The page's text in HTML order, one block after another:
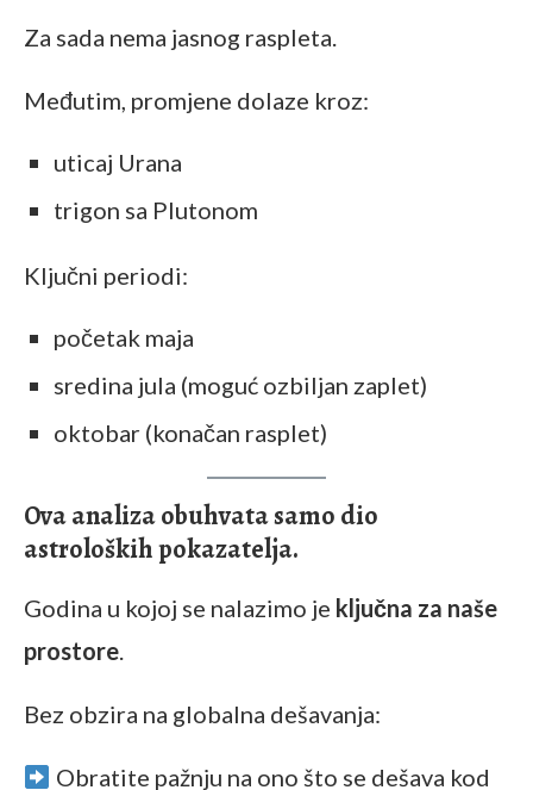
Za sada nema jasnog raspleta.
Međutim, promjene dolaze kroz:
uticaj Urana
trigon sa Plutonom
Ključni periodi:
početak maja
sredina jula (moguć ozbiljan zaplet)
oktobar (konačan rasplet)
Ova analiza obuhvata samo dio
astroloških pokazatelja.
Godina u kojoj se nalazimo je ključna za naše
prostore.
Bez obzira na globalna dešavanja:
Obratite pažnju na ono što se dešava kod